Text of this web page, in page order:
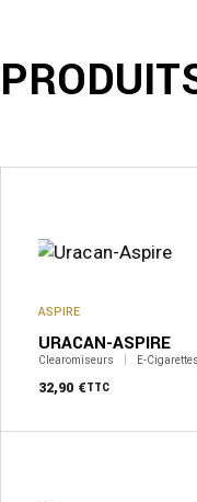
ASPIRE
URACAN-ASPIRE
Clearomiseurs E-Cigarettes
32,90 €TTC